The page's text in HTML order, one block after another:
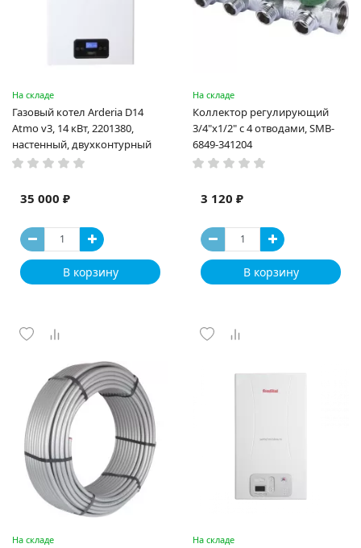
На складе
Газовый котел Arderia D14
Atmo v3, 14 кВт, 2201380,
настенный, двухконтурный
35 000 ₽
В корзину
На складе
Коллектор регулирующий
3/4"х1/2" с 4 отводами, SMB-
6849-341204
3 120 ₽
В корзину
На складе На складе